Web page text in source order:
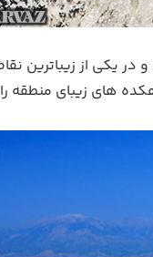
در یکی از زیباترین
دهکده های زیبای